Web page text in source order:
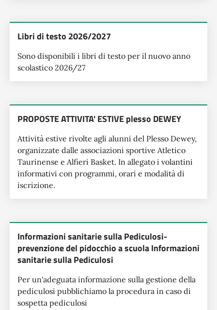
Libri di testo 2026/2027
Sono disponibili i libri di testo per il nuovo anno
scolastico 2026/27
PROPOSTE ATTIVITA' ESTIVE plesso DEWEY
Attività estive rivolte agli alunni del Plesso Dewey,
organizzate dalle associazioni sportive Atletico
Taurinense e Alfieri Basket. In allegato i volantini
informativi con programmi, orari e modalità di
iscrizione.
Informazioni sanitarie sulla Pediculosi-
prevenzione del pidocchio a scuola Informazioni
sanitarie sulla Pediculosi
Per un'adeguata informazione sulla gestione della
pediculosi pubblichiamo la procedura in caso di
sospetta pediculosi